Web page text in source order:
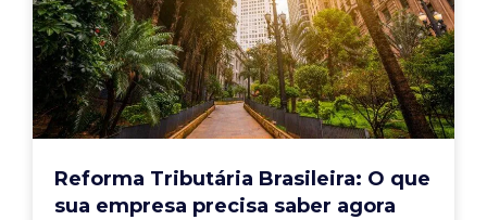
Reforma Tributária Brasileira: O que
sua empresa precisa saber agora